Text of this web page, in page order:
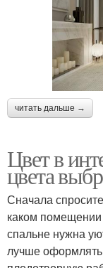
читать дальше →
Цвет в
цвета
Сначала
каком
спальне нужна
лучше оформлять